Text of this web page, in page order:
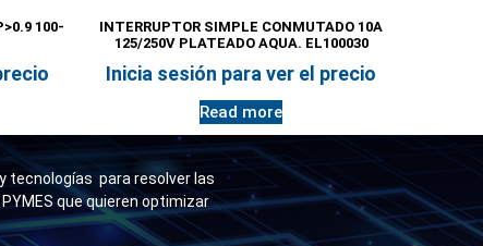
100-
INTERRUPTOR SIMPLE CONMUTADO 10A
125/250V PLATEADO AQUA. EL100030
Inicia sesión para ver el precio
Read more
tecnologías para resolver las
que quieren optimizar